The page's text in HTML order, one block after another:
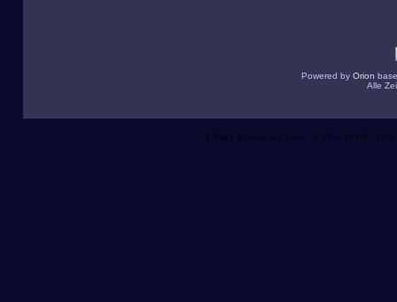
Powered by Orion
Alle
[ Page generation time: 0.085s (PHP: